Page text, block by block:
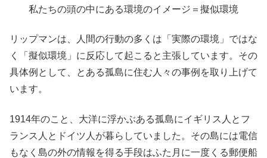
私たちの頭の中にある環境のイメージ＝擬似環境
リップマンは、人間の行動の多くは「実際の環境」ではな
く「擬似環境」に反応して起こると主張しています。その
具体例として、とある孤島に住む人々の事例を取り上げて
います。
1914年のこと、大洋に浮かぶある孤島にイギリス人とフ
ランス人とドイツ人が暮らしていました。その島には電信
もなく島の外の情報を得る手段はふた月に一度くる郵便船